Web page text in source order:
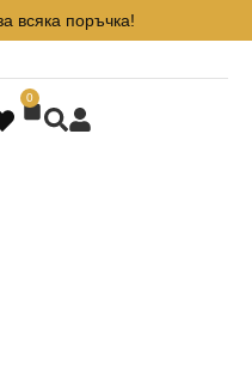
всяка поръчка!
0